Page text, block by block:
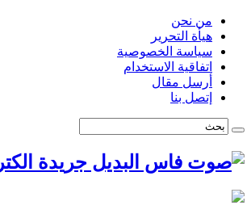
من نحن
هيأة التحرير
سياسة الخصوصية
اتفاقية الاستخدام
أرسل مقال
إتصل بنا